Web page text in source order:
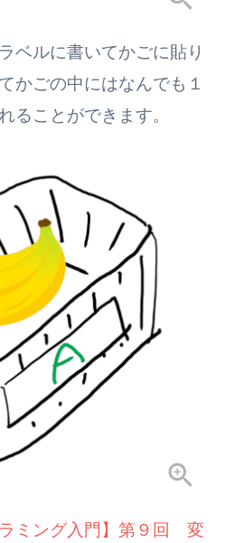
ベルに書いてかごに貼り
かごの中にはなんでも１
ることができます。
ラミング入門】第９回 変